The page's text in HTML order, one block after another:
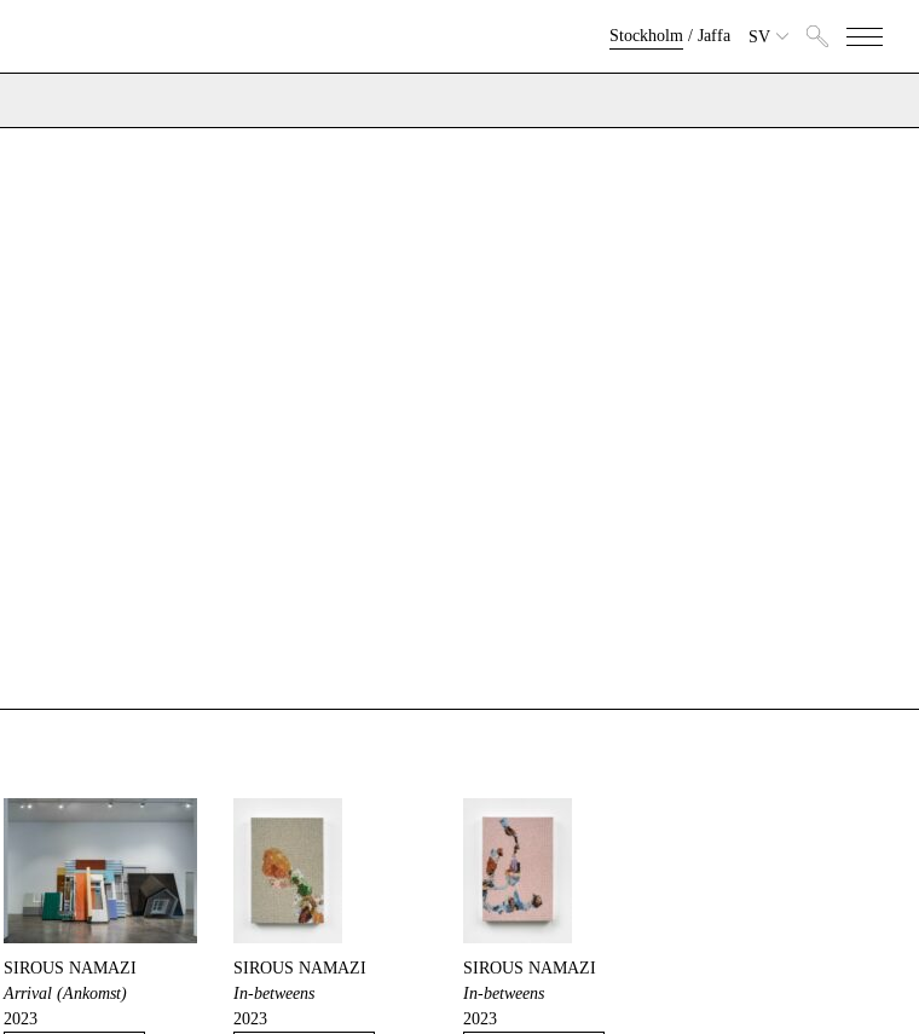
Stockholm/ Jaffa SV
SIROUS NAMAZI
Arrival (Ankomst)
2023
SIROUS NAMAZI
In-betweens
2023
SIROUS NAMAZI
In-betweens
2023